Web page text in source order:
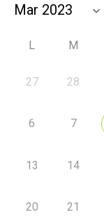
L M
27 28
6 7
13 14
20 21